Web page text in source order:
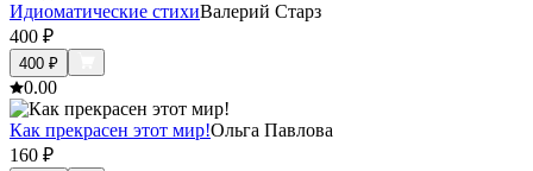
Идиоматические стихиВалерий Старз
400 ₽
400 ₽
0.00
Как прекрасен этот мир!Ольга Павлова
160 ₽